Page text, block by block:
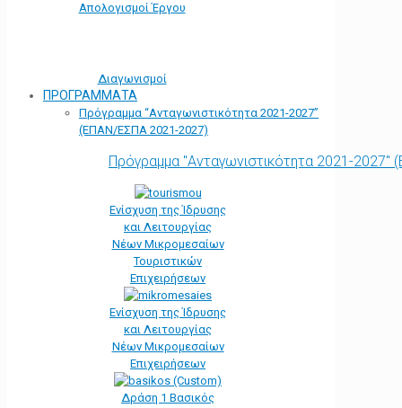
Απολογισμοί Έργου
Διαγωνισμοί
ΠΡΟΓΡΑΜΜΑΤΑ
Πρόγραμμα “Ανταγωνιστικότητα 2021-2027”
(ΕΠΑΝ/ΕΣΠΑ 2021-2027)
Πρόγραμμα "Ανταγωνιστικότητα 2021-
Ενίσχυση της Ίδρυσης
και Λειτουργίας
Νέων Μικρομεσαίων
Τουριστικών
Επιχειρήσεων
Ενίσχυση της Ίδρυσης
και Λειτουργίας
Νέων Μικρομεσαίων
Επιχειρήσεων
Δράση 1 Βασικός